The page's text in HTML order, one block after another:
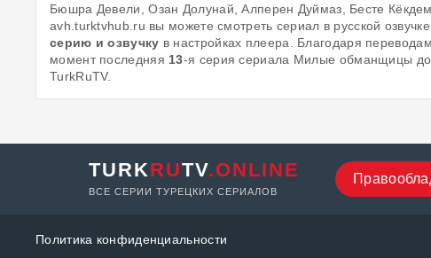
Бюшра Девели, Озан Долунай, Алперен Дуймаз, Бесте
avh.turktvhub.ru вы можете смотреть сериал в русской
серию и озвучку в настройках плеера. Благодаря
момент последняя 13-я серия сериала Милые обманщицы
TurkRuTV.
TURKRUTV.ONLINE
ВСЕ СЕРИИ ТУРЕЦКИХ СЕРИАЛОВ
Политика конфиденциальности